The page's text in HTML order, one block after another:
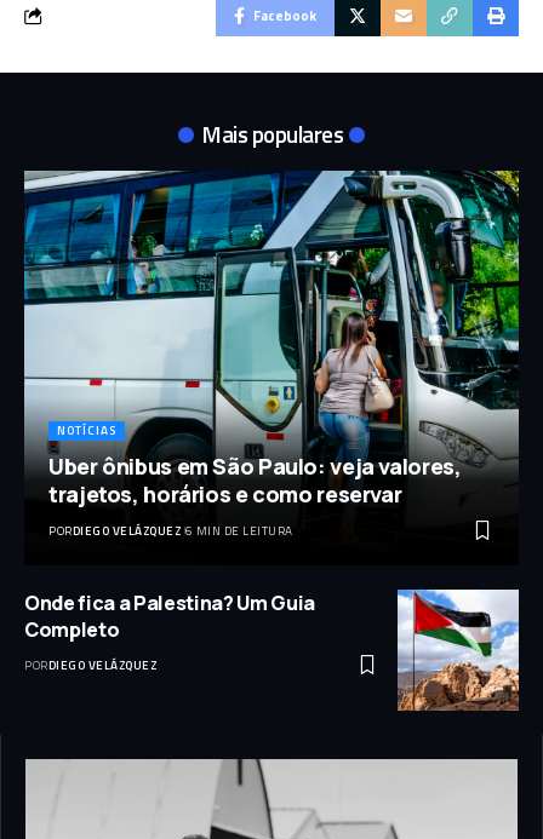
Facebook
Mais populares
NOTÍCIAS
Uber ônibus em São Paulo: veja valores,
trajetos, horários e como reservar
PORDIEGO VELÁZQUEZ 6 MIN DE LEITURA
Onde fica a Palestina? Um Guia
Completo
PORDIEGO VELÁZQUEZ